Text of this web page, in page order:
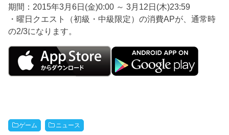
期間：2015年3月6日(金)0:00 ～ 3月12日(木)23:59
・曜日クエスト（初級・中級限定）の消費APが、通常時
の2/3になります。
ゲーム ニュース